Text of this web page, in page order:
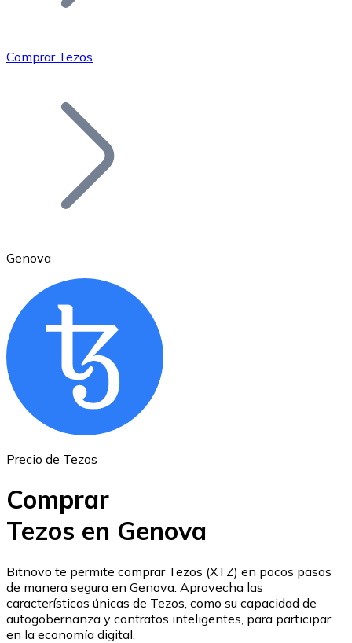
Bitcoin
ETH
USD Coin
USDC
Comprar Tezos
Genova
Precio de Tezos
Comprar
Tezos en Genova
Bitnovo te permite comprar Tezos (XTZ) en pocos pasos
de manera segura en Genova. Aprovecha las
características únicas de Tezos, como su capacidad de
autogobernanza y contratos inteligentes, para participar
en la economía digital.